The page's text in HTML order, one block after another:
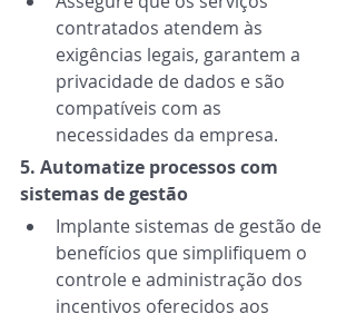
contratados atendem às
exigências legais, garantem a
privacidade de dados e são
compatíveis com as
necessidades da empresa.
5. Automatize processos com
sistemas de gestão
Implante sistemas de gestão de
benefícios que simplifiquem o
controle e administração dos
incentivos oferecidos aos